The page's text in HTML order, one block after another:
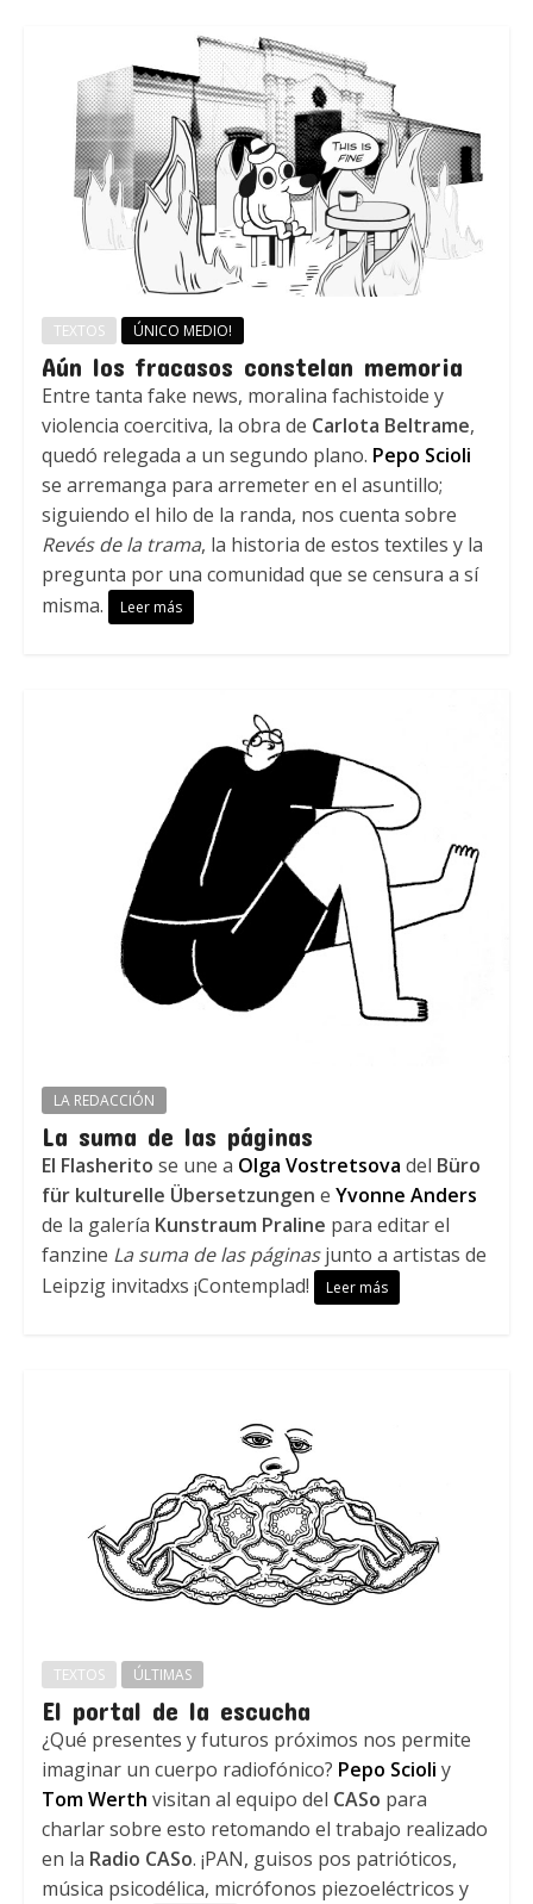
TEXTOS ÚNICO MEDIO!
Aún los fracasos constelan memoria
Entre tanta fake news, moralina fachistoide y
violencia coercitiva, la obra de Carlota Beltrame,
quedó relegada a un segundo plano. Pepo Scioli
se arremanga para arremeter en el asuntillo;
siguiendo el hilo de la randa, nos cuenta sobre
Revés de la trama, la historia de estos textiles y la
pregunta por una comunidad que se censura a sí
misma.
Leer más
LA REDACCIÓN
La suma de las páginas
El Flasherito se une a Olga Vostretsova del Büro
für kulturelle Übersetzungen e Yvonne Anders
de la galería Kunstraum Praline para editar el
fanzine La suma de las páginasjunto a artistas de
Leipzig invitadxs ¡Contemplad!
Leer más
TEXTOS ÚLTIMAS
El portal de la escucha
¿Qué presentes y futuros próximos nos permite
imaginar un cuerpo radiofónico? Pepo Scioli y
Tom Werth visitan al equipo del CASo para
charlar sobre esto retomando el trabajo realizado
en la Radio CASo. ¡PAN, guisos pos patrióticos,
música psicodélica, micrófonos piezoeléctricos y